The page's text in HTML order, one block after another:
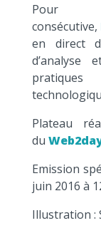
Pour
consécutive,
en direct
d’analyse
Plateau
du
Emission
juin 2016 à
Illustration :